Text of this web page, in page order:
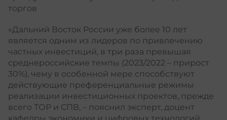
торгов
«Дальний Восток России уже более 10 лет
является одним из лидеров по привлечению
частных инвестиций, в три раза превышая
среднероссийские темпы (2023/2022 – прирост
30%), чему в особенной мере способствуют
действующие преференциальные режимы
реализации инвестиционных проектов, прежде
всего ТОР и СПВ, – пояснил эксперт, доцент